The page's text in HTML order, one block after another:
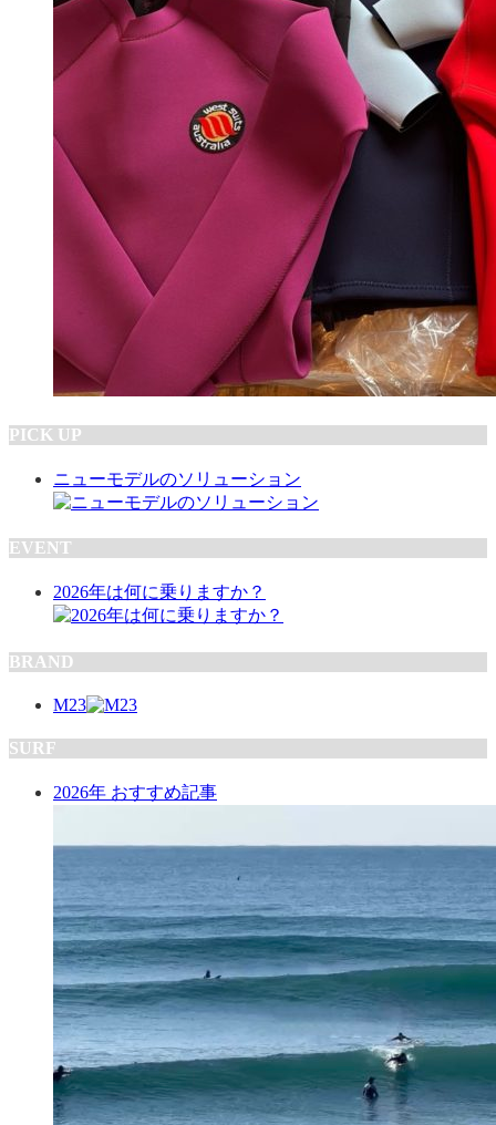
PICK UP
ニューモデルのソリューション
EVENT
2026年は何に乗りますか？
BRAND
M23
SURF
2026年 おすすめ記事